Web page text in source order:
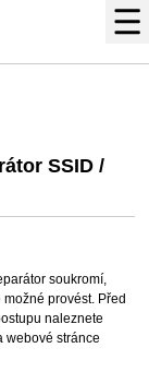
SSID /
soukromí,
provést. Před
naleznete
webové stránce